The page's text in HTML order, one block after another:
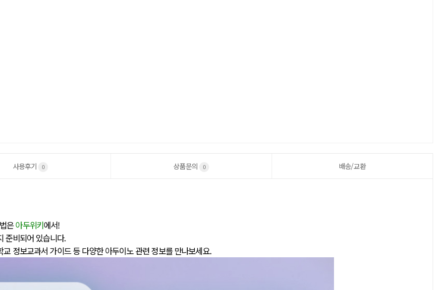
사용후기 0 상품문의 0 배송/교환
은아두위키에서!
준비되어 있습니다.
정보교과서 가이드 등 다양한 아두이노 관련 정보를 만나보세요.